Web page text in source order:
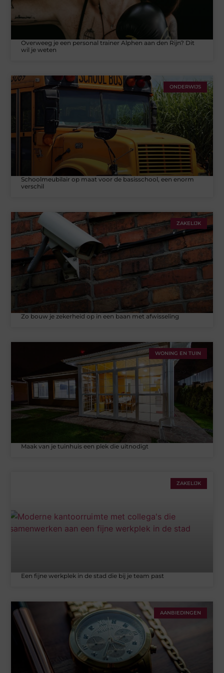
Overweeg je een personal trainer Alphen aan den Rijn? Dit
wil je weten
ONDERWIJS
Schoolmeubilair op maat voor de basisschool, een enorm
verschil
ZAKELIJK
Zo bouw je zekerheid op in een baan met afwisseling
WONING EN TUIN
Maak van je tuinhuis een plek die uitnodigt
ZAKELIJK
Een fijne werkplek in de stad die bij je team past
AANBIEDINGEN